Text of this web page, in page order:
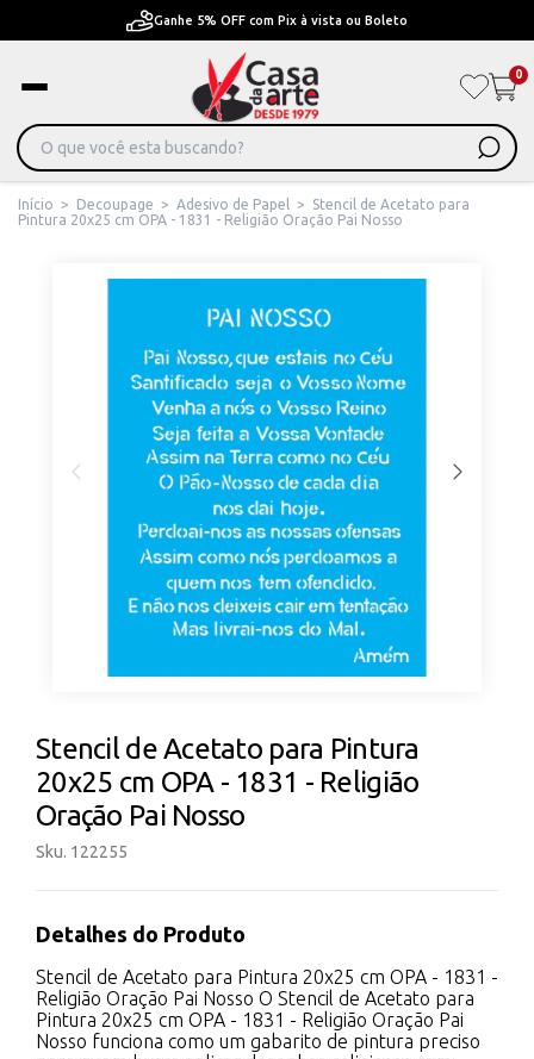
Pague em Até 6x sem juros ou ate 12x com juros
0
Início > Decoupage > Adesivo de Papel >
Stencil de Acetato para
Pintura 20x25 cm OPA - 1831 - Religião Oração Pai Nosso
Stencil de Acetato para Pintura
20x25 cm OPA - 1831 - Religião
Oração Pai Nosso
Sku. 122255
Detalhes do Produto
Stencil de Acetato para Pintura 20x25 cm OPA - 1831 -
Religião Oração Pai Nosso O Stencil de Acetato para
Pintura 20x25 cm OPA - 1831 - Religião Oração Pai
Nosso funciona como um gabarito de pintura preciso